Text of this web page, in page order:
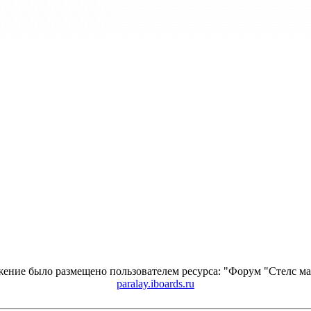
было размещено пользователем ресурса: "Форум "Стелс
paralay.iboards.ru